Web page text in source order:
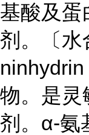
基酸及蛋
剂。〔水
物。是灵
剂。α-氨